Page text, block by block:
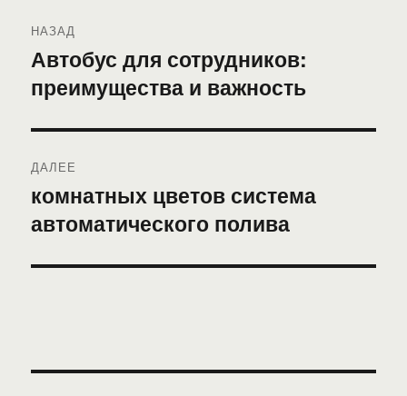
по
записям
НАЗАД
Предыдущая
запись:
Автобус для сотрудников:
преимущества и важность
ДАЛЕЕ
Следующая
запись:
комнатных цветов система
автоматического полива